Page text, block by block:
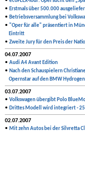
• Erstmals über 500.000
• Betriebsversammlung bei
• "Oper für alle" präsentiert in
Eintritt
• Zweite Jury für den Preis der
04.07.2007
• Audi A4 Avant Edition
• Nach den Schauspielern
Opernstar auf den BMW Hydrogen
03.07.2007
• Volkswagen übergibt Polo
• Drittes Modell wird integriert -
02.07.2007
• Mit zehn Autos bei der Silvretta